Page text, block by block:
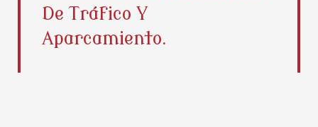
De Tráfico Y
Aparcamiento.